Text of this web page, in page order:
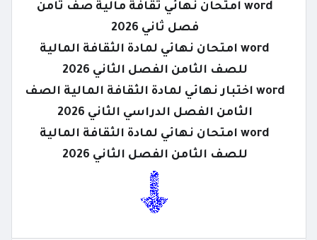
word امتحان نهائي ثقافة مالية صف ثامن
فصل ثاني 2026
word امتحان نهائي لمادة الثقافة المالية
للصف الثامن الفصل الثاني 2026
word اختبار نهائي لمادة الثقافة المالية الصف
الثامن الفصل الدراسي الثاني 2026
word امتحان نهائي لمادة الثقافة المالية
للصف الثامن الفصل الثاني 2026